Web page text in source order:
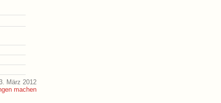
März 2012